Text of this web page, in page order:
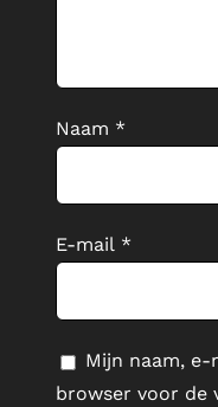
Naam *
E-mail *
Mijn naam, e-
browser voor de